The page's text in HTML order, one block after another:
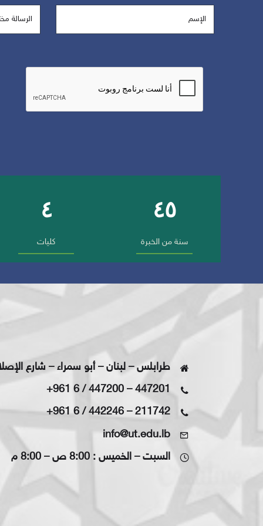
أرقام وإنجازات الجامعة
٤٥
سنة من الخبرة
٤
كليات
طرابلس – لبنان – أبو سمراء – شارع
+961 6 / 447200–447201
+961 6 / 442246–211742
info@ut.edu.lb
السبت – الخميس : 8:00 ص – 8:00 م